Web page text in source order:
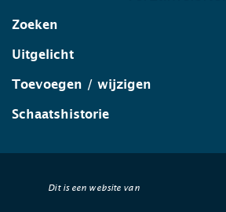
Zoeken
Uitgelicht
Toevoegen / wijzigen
Schaatshistorie
Dit is een website van